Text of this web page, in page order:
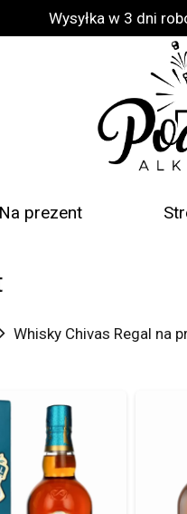
Wysyłka w 3 dni
Na prezent
Whisky Chivas Regal na